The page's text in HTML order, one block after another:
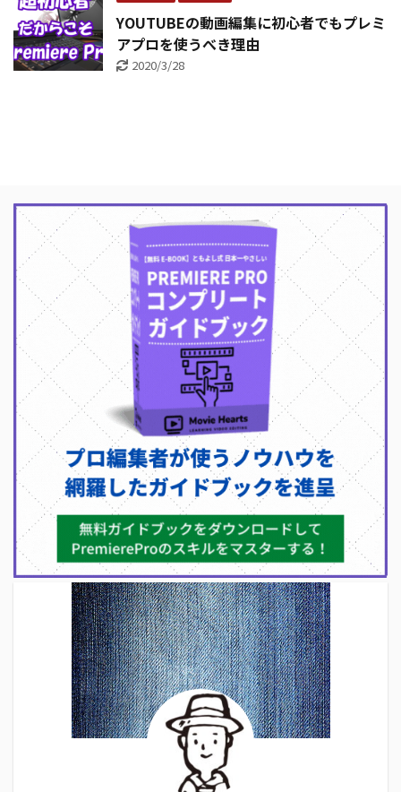
YOUTUBEの動画編集に初心者でもプレミ
アプロを使うべき理由
2020/3/28